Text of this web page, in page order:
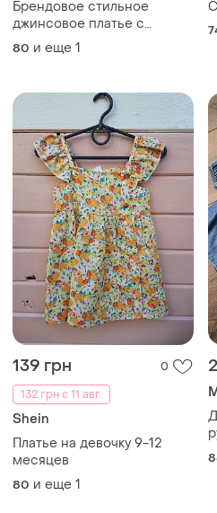
Брендовое стильное
джинсовое платье с
большим воротником
nutmeg для девочки 12-18м
80 и еще 1
139 грн
0
132 грн с 11 авг.
Shein
Платье на девочку 9-12
месяцев
80 и еще 1